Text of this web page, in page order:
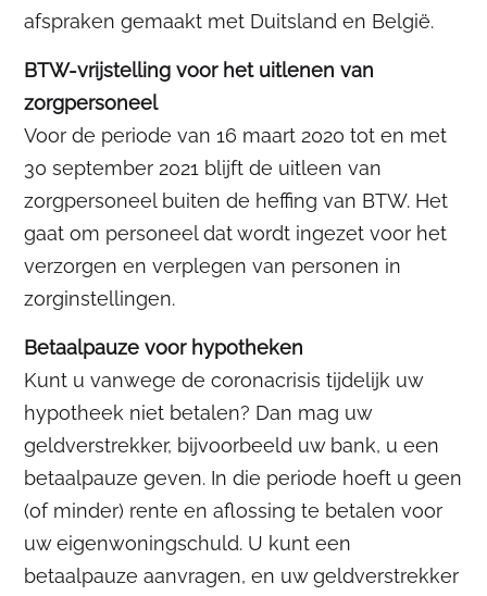
afspraken gemaakt met Duitsland en België.
BTW-vrijstelling voor het uitlenen van
zorgpersoneel
Voor de periode van 16 maart 2020 tot en met
30 september 2021 blijft de uitleen van
zorgpersoneel buiten de heffing van BTW. Het
gaat om personeel dat wordt ingezet voor het
verzorgen en verplegen van personen in
zorginstellingen.
Betaalpauze voor hypotheken
Kunt u vanwege de coronacrisis tijdelijk uw
hypotheek niet betalen? Dan mag uw
geldverstrekker, bijvoorbeeld uw bank, u een
betaalpauze geven. In die periode hoeft u geen
(of minder) rente en aflossing te betalen voor
uw eigenwoningschuld. U kunt een
betaalpauze aanvragen, en uw geldverstrekker